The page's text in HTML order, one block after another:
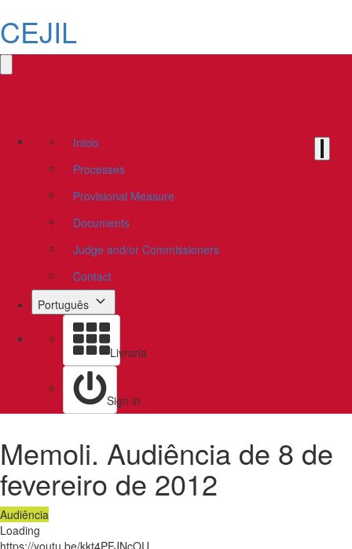
CEJIL
Inicio
Processes
Provisional Measure
Documents
Judge and/or Commissioners
Contact
Português
Livraria
Sign in
Memoli. Audiência de 8 de
fevereiro de 2012
Audiência
Loading
https://youtu.be/kkt4PFJNcOU